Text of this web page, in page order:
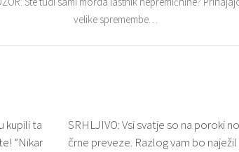
velike spremembe…
kupili ta
”Nikar
SRHLJIVO: Vsi svatje so na poroki
črne preveze. Razlog vam bo naježil